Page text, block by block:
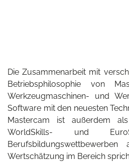
Die Zusammenarbeit mit
Betriebsphilosophie von
Werkzeugmaschinen- und
Software mit den neuesten
Mastercam ist außerdem
WorldSkills- und
Wertschätzung im Bereich